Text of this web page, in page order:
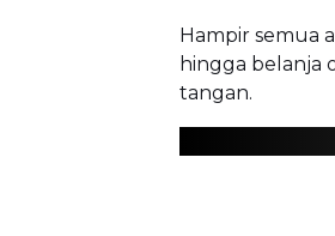
Hampir semua
hingga belanja
tangan.